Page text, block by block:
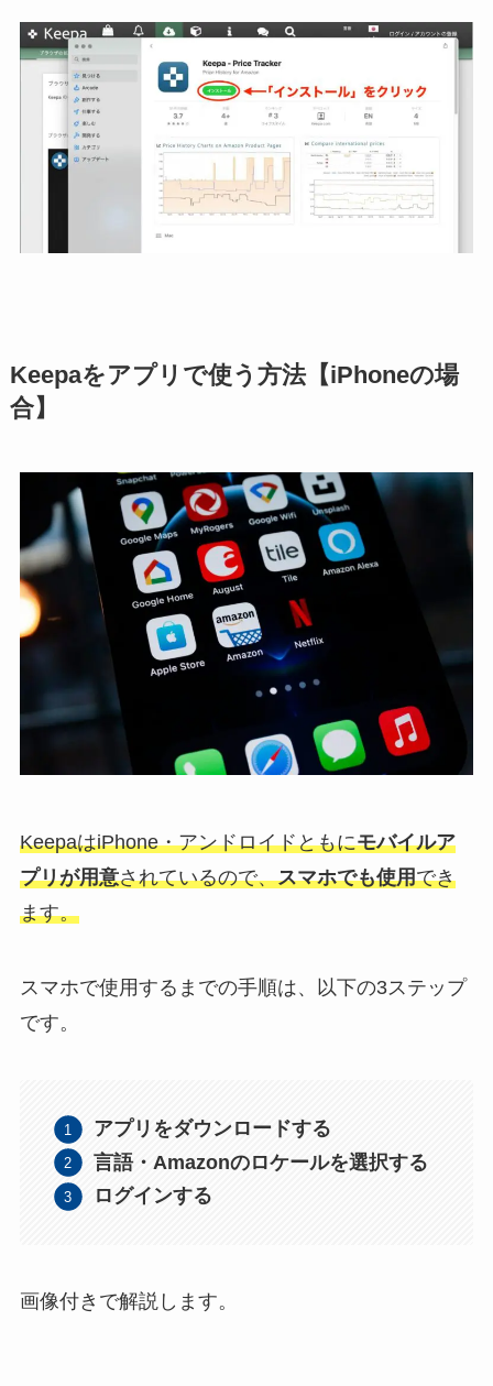
Keepaをアプリで使う方法【iPhoneの場
合】
KeepaはiPhone・アンドロイドともにモバイルア
プリが用意されているので、スマホでも使用でき
ます。
スマホで使用するまでの手順は、以下の3ステップ
です。
アプリをダウンロードする
言語・Amazonのロケールを選択する
ログインする
画像付きで解説します。